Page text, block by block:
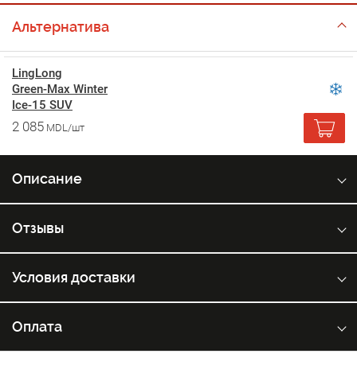
Альтернатива
LingLong
Green-Max Winter
Ice-15 SUV
2 085 MDL/шт
Описание
Отзывы
Условия доставки
Оплата